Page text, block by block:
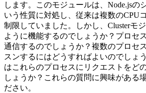
します。このモジュールは、Node.jsの
いう性質に対処し、従来は複数のCPU
制限していました。しかし、Clusterモ
ように機能するのでしょうか？プロセ
通信するのでしょうか？複数のプロセ
スンするにはどうすればよいのでしょ
はこれらのプロセスにリクエストをど
しょうか？これらの質問に興味がある
ださい。